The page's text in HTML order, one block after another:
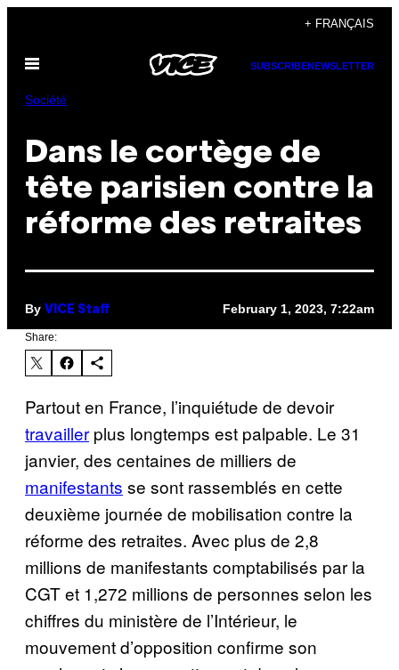
content
+ FRANÇAIS
Open
SUBSCRIBENEWSLETTER
Société
Dans le cortège de
tête parisien contre la
réforme des retraites
By VICE Staff February 1, 2023, 7:22am
Share:
Partout en France, l’inquiétude de devoir
travailler plus longtemps est palpable. Le 31
janvier, des centaines de milliers de
manifestants se sont rassemblés en cette
deuxième journée de mobilisation contre la
réforme des retraites. Avec plus de 2,8
millions de manifestants comptabilisés par la
CGT et 1,272 millions de personnes selon les
chiffres du ministère de l’Intérieur, le
mouvement d’opposition confirme son